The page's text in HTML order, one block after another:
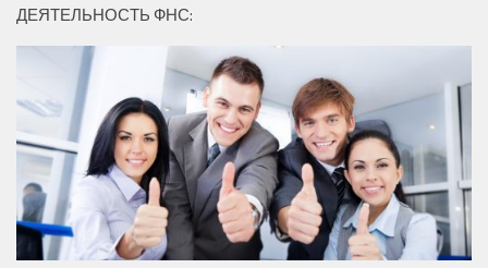
ДЕЯТЕЛЬНОСТЬ ФНС: